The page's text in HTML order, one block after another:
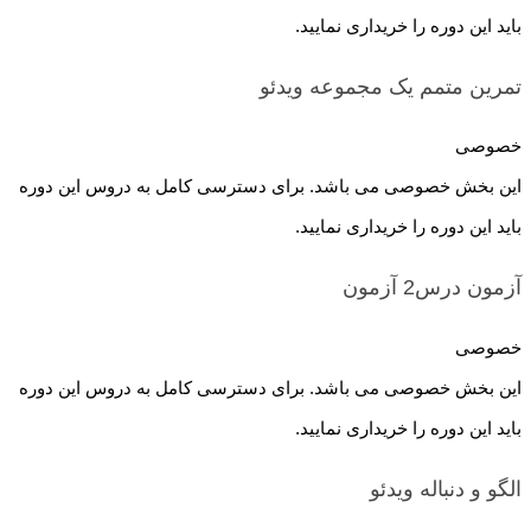
باید این دوره را خریداری نمایید.
تمرین متمم یک مجموعه ویدئو
خصوصی
این بخش خصوصی می باشد. برای دسترسی کامل به دروس این دوره
باید این دوره را خریداری نمایید.
آزمون درس2 آزمون
خصوصی
این بخش خصوصی می باشد. برای دسترسی کامل به دروس این دوره
باید این دوره را خریداری نمایید.
الگو و دنباله ویدئو